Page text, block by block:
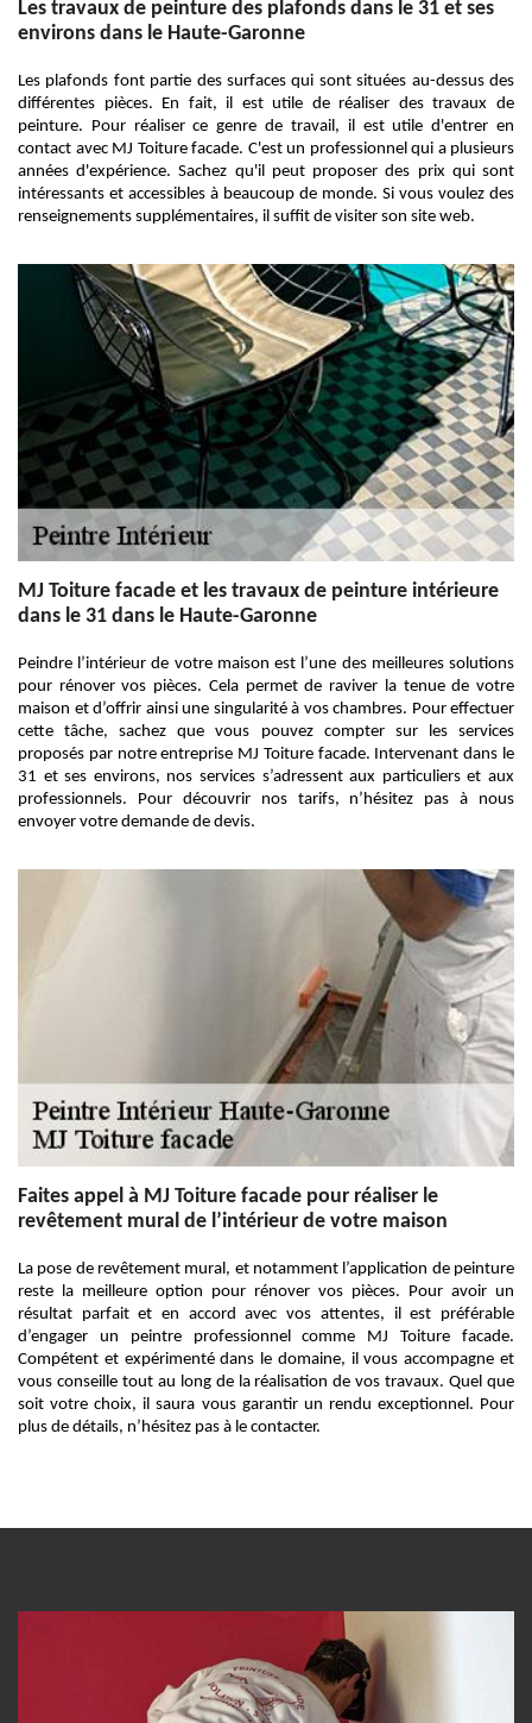
Les travaux de peinture des plafonds dans le 31 et ses
environs dans le Haute-Garonne
Les plafonds font partie des surfaces qui sont situées au-dessus des
différentes pièces. En fait, il est utile de réaliser des travaux de
peinture. Pour réaliser ce genre de travail, il est utile d'entrer en
contact avec MJ Toiture facade. C'est un professionnel qui a plusieurs
années d'expérience. Sachez qu'il peut proposer des prix qui sont
intéressants et accessibles à beaucoup de monde. Si vous voulez des
renseignements supplémentaires, il suffit de visiter son site web.
MJ Toiture facade et les travaux de peinture intérieure
dans le 31 dans le Haute-Garonne
Peindre l’intérieur de votre maison est l’une des meilleures solutions
pour rénover vos pièces. Cela permet de raviver la tenue de votre
maison et d’offrir ainsi une singularité à vos chambres. Pour effectuer
cette tâche, sachez que vous pouvez compter sur les services
proposés par notre entreprise MJ Toiture facade. Intervenant dans le
31 et ses environs, nos services s’adressent aux particuliers et aux
professionnels. Pour découvrir nos tarifs, n’hésitez pas à nous
envoyer votre demande de devis.
Faites appel à MJ Toiture facade pour réaliser le
revêtement mural de l’intérieur de votre maison
La pose de revêtement mural, et notamment l’application de peinture
reste la meilleure option pour rénover vos pièces. Pour avoir un
résultat parfait et en accord avec vos attentes, il est préférable
d’engager un peintre professionnel comme MJ Toiture facade.
Compétent et expérimenté dans le domaine, il vous accompagne et
vous conseille tout au long de la réalisation de vos travaux. Quel que
soit votre choix, il saura vous garantir un rendu exceptionnel. Pour
plus de détails, n’hésitez pas à le contacter.